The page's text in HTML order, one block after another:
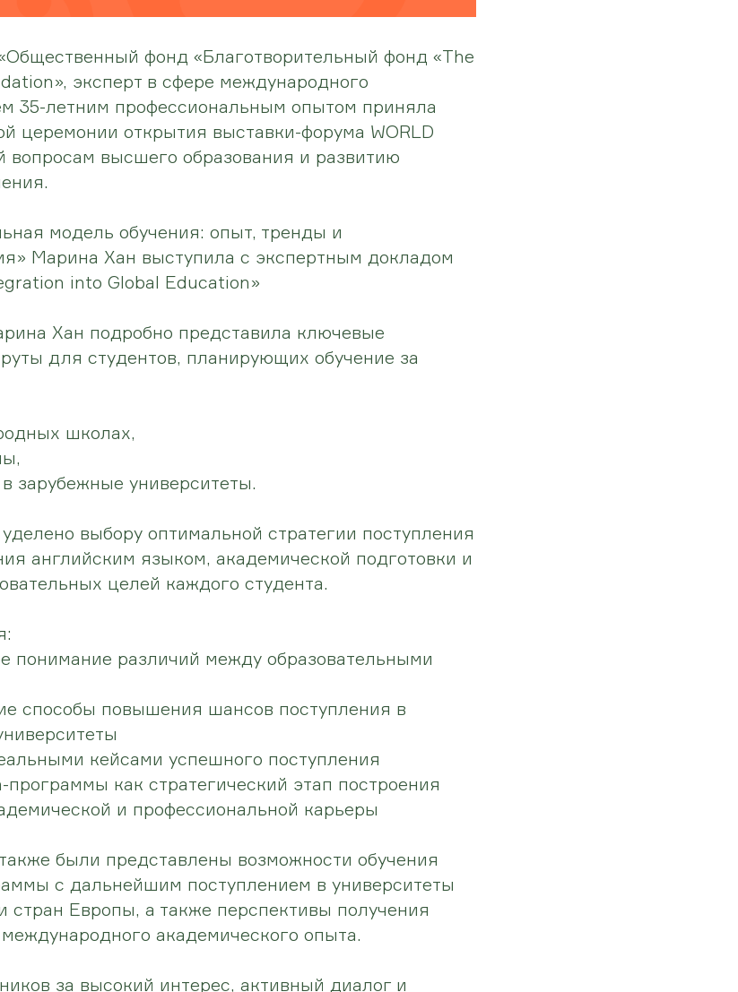
фонд «Благотворительный фонд «The
эксперт в сфере международного
35-летним профессиональным опытом приняла
церемонии открытия выставки-форума WORLD
вопросам высшего образования и развитию
модель обучения: опыт, тренды и
Марина Хан выступила с экспертным докладом
into Global Education»
Хан подробно представила ключевые
для студентов, планирующих обучение за
школах,
зарубежные университеты.
выбору оптимальной стратегии поступления
английским языком, академической подготовки и
целей каждого студента.
понимание различий между образовательными
способы повышения шансов поступления в
кейсами успешного поступления
как стратегический этап построения
и профессиональной карьеры
были представлены возможности обучения
с дальнейшим поступлением в университеты
Европы, а также перспективы получения
академического опыта.
за высокий интерес, активный диалог и